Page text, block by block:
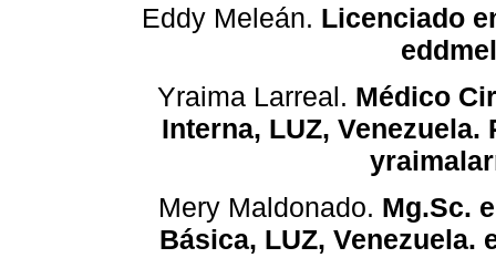
Eddy Meleán. Licenciado
Yraima Larreal. Médico
Interna, LUZ, Venezuela.
Mery Maldonado. Mg.Sc.
Básica, LUZ, Venezuela.